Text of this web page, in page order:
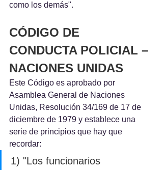
como los demás".
CÓDIGO DE
CONDUCTA POLICIAL –
NACIONES UNIDAS
Este Código es aprobado por
Asamblea General de Naciones
Unidas, Resolución 34/169 de 17 de
diciembre de 1979 y establece una
serie de principios que hay que
recordar:
1) "Los funcionarios